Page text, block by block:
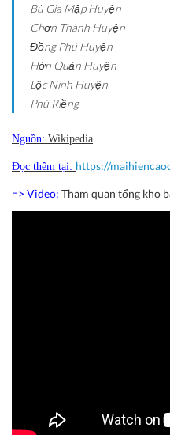
Bù Gia Mập Huyện
Chơn Thành Huyện
Đồng Phú Huyện
Hớn Quản Huyện
Lộc Ninh Huyện
Phú Riềng
Nguồn: Wikipedia
Đọc thêm tại: https://
=> Video: Tham quan tổng kho